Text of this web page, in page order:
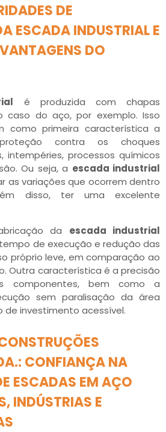
DE
ESCADA INDUSTRIAL E
DO
é produzida com chapas
caso do aço, por exemplo. Isso
como primeira característica a
contra os choques
intempéries, processos químicos
Ou seja, a escada industrial
as variações que ocorrem dentro
disso, ter uma excelente
da escada industrial
de execução e redução das
próprio leve, em comparação ao
Outra característica é a precisão
componentes, bem como a
sem paralisação da área
de investimento acessível.
CONFIANÇA NA
ESCADAS EM AÇO
INDÚSTRIAS E